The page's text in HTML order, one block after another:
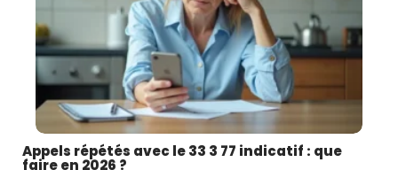
Appels répétés avec le 33 3 77 indicatif : que
faire en 2026 ?